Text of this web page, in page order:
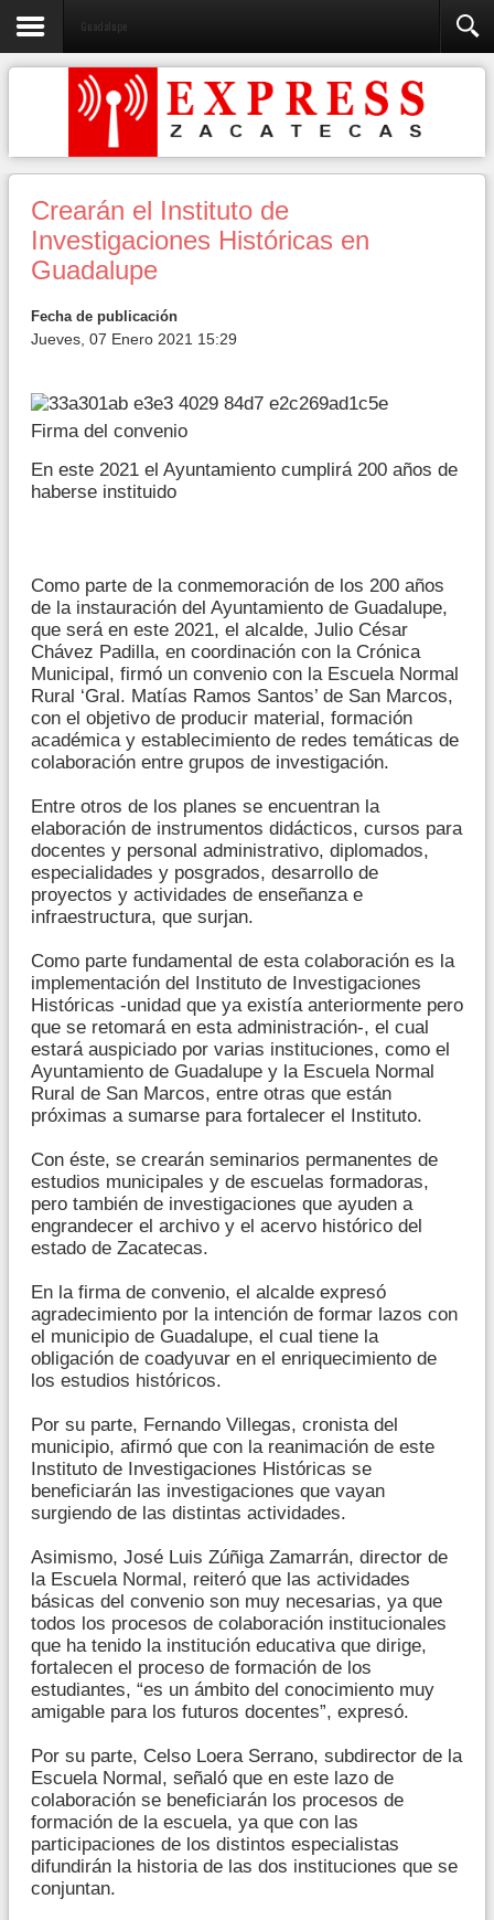
Guadalupe
Crearán el Instituto de
Investigaciones Históricas en
Guadalupe
Fecha de publicación
Jueves, 07 Enero 2021 15:29
Firma del convenio
En este 2021 el Ayuntamiento cumplirá 200 años de
haberse instituido
Como parte de la conmemoración de los 200 años
de la instauración del Ayuntamiento de Guadalupe,
que será en este 2021, el alcalde, Julio César
Chávez Padilla, en coordinación con la Crónica
Municipal, firmó un convenio con la Escuela Normal
Rural ‘Gral. Matías Ramos Santos’ de San Marcos,
con el objetivo de producir material, formación
académica y establecimiento de redes temáticas de
colaboración entre grupos de investigación.
Entre otros de los planes se encuentran la
elaboración de instrumentos didácticos, cursos para
docentes y personal administrativo, diplomados,
especialidades y posgrados, desarrollo de
proyectos y actividades de enseñanza e
infraestructura, que surjan.
Como parte fundamental de esta colaboración es la
implementación del Instituto de Investigaciones
Históricas -unidad que ya existía anteriormente pero
que se retomará en esta administración-, el cual
estará auspiciado por varias instituciones, como el
Ayuntamiento de Guadalupe y la Escuela Normal
Rural de San Marcos, entre otras que están
próximas a sumarse para fortalecer el Instituto.
Con éste, se crearán seminarios permanentes de
estudios municipales y de escuelas formadoras,
pero también de investigaciones que ayuden a
engrandecer el archivo y el acervo histórico del
estado de Zacatecas.
En la firma de convenio, el alcalde expresó
agradecimiento por la intención de formar lazos con
el municipio de Guadalupe, el cual tiene la
obligación de coadyuvar en el enriquecimiento de
los estudios históricos.
Por su parte, Fernando Villegas, cronista del
municipio, afirmó que con la reanimación de este
Instituto de Investigaciones Históricas se
beneficiarán las investigaciones que vayan
surgiendo de las distintas actividades.
Asimismo, José Luis Zúñiga Zamarrán, director de
la Escuela Normal, reiteró que las actividades
básicas del convenio son muy necesarias, ya que
todos los procesos de colaboración institucionales
que ha tenido la institución educativa que dirige,
fortalecen el proceso de formación de los
estudiantes, “es un ámbito del conocimiento muy
amigable para los futuros docentes”, expresó.
Por su parte, Celso Loera Serrano, subdirector de la
Escuela Normal, señaló que en este lazo de
colaboración se beneficiarán los procesos de
formación de la escuela, ya que con las
participaciones de los distintos especialistas
difundirán la historia de las dos instituciones que se
conjuntan.